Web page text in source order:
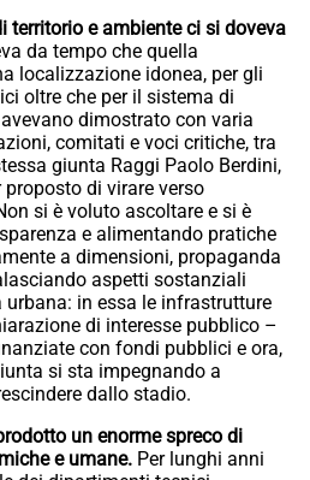
territorio e ambiente ci si doveva
da tempo che quella
localizzazione idonea, per gli
oltre che per il sistema di
dimostrato con varia
comitati e voci critiche, tra
giunta Raggi Paolo Berdini,
di virare verso
si è voluto ascoltare e si è
e alimentando pratiche
a dimensioni, propaganda
aspetti sostanziali
in essa le infrastrutture
di interesse pubblico –
con fondi pubblici e ora,
si sta impegnando a
dallo stadio.
un enorme spreco di
e umane. Per lunghi anni